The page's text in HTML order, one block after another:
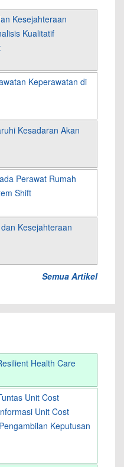
Kesejahteraan
Kualitatif
Keperawatan di
Kesadaran Akan
Perawat Rumah
Shift
Kesejahteraan
Semua Artikel
Health Care
Unit Cost
Unit Cost
Keputusan